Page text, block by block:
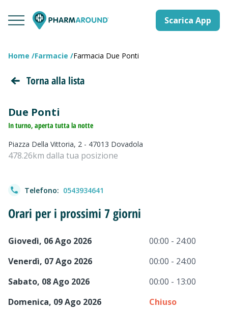
Scarica App
Home Farmacie Farmacia Due Ponti
Torna alla lista
Due Ponti
In turno, aperta tutta la notte
Piazza Della Vittoria, 2 - 47013 Dovadola
478.26km dalla tua posizione
Telefono: 0543934641
Orari per i prossimi 7 giorni
Giovedì, 06 Ago 2026
00:00 - 24:00
Venerdì, 07 Ago 2026
00:00 - 24:00
Sabato, 08 Ago 2026
00:00 - 13:00
Domenica, 09 Ago 2026
Chiuso